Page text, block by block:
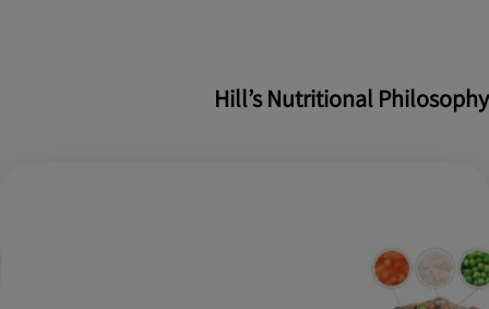
Hill’s Nutritional Philosophy